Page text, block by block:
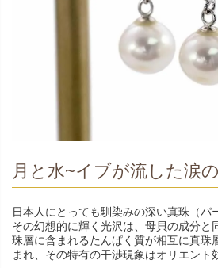
月と水~イブが流した涙
日本人にとっても馴染みの深い真珠（パ
その幻想的に輝く光沢は、母貝の成分と
珠層に含まれるたんぱく質が相互に真珠
まれ、その特有の干渉現象はオリエント